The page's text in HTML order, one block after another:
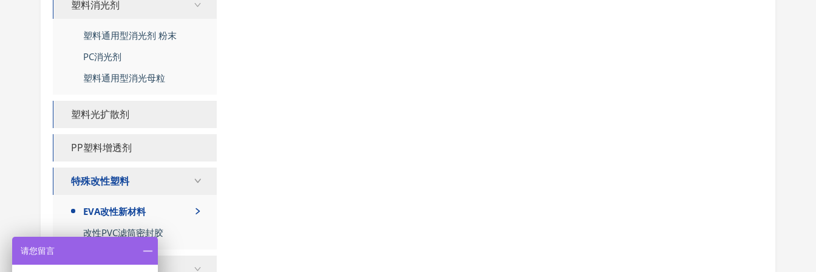
塑料消光剂
塑料通用型消光剂 粉末
PC消光剂
塑料通用型消光母粒
塑料光扩散剂
PP塑料增透剂
特殊改性塑料
EVA改性新材料
改性PVC滤筒密封胶
其他塑料助剂
请您留言